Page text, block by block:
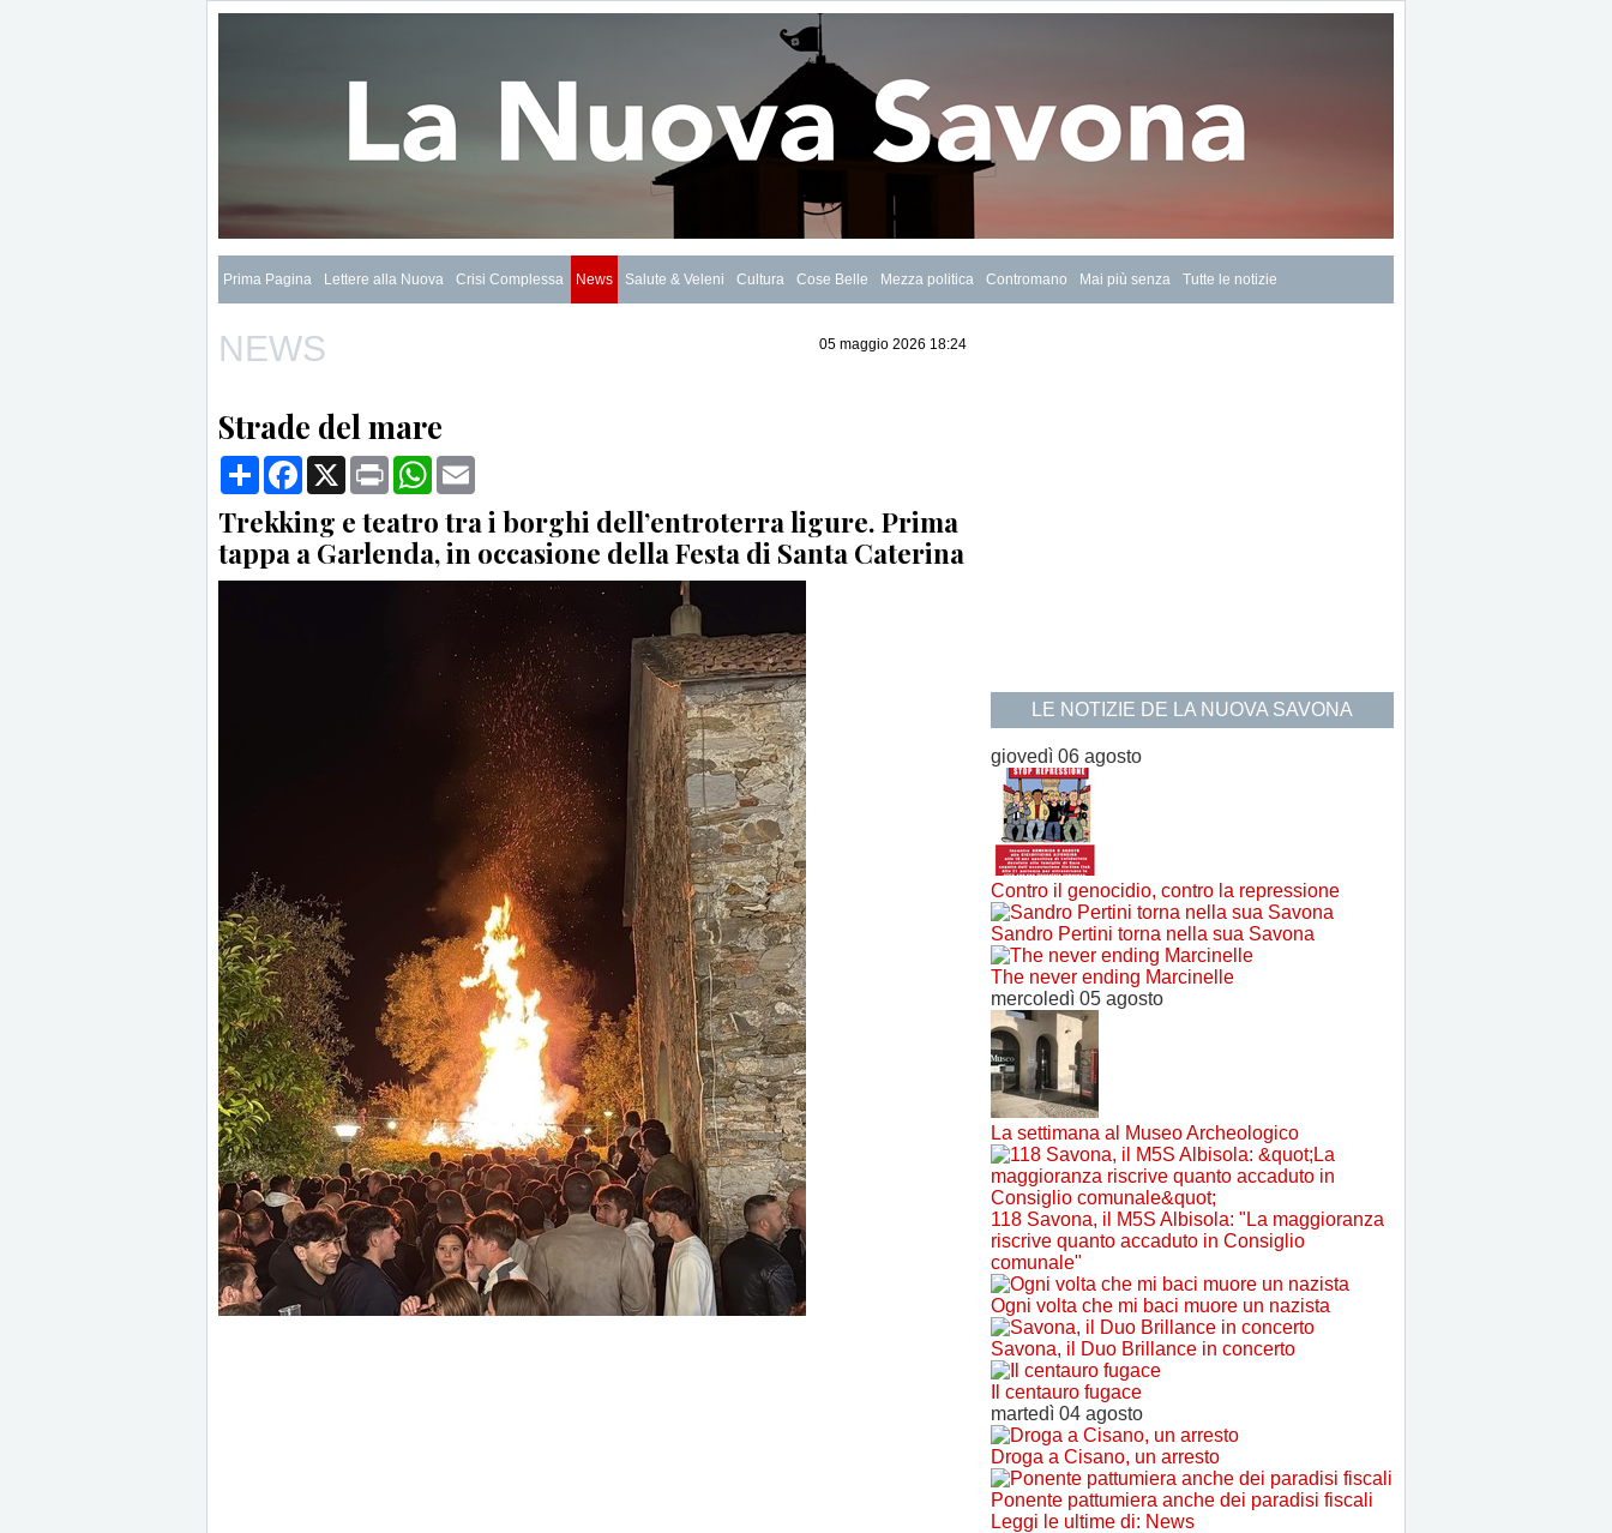
Prima Pagina Lettere alla Nuova Crisi Complessa News Salute & Veleni Cultura Cose Belle Mezza politica Contromano Mai più senza Tutte le notizie
NEWS 05 maggio 2026 18:24
Strade del mare
CondividiFacebook
X Print WhatsApp
Trekking e teatro tra i borghi dell’entroterra ligure. Prima
tappa a Garlenda, in occasione della Festa di Santa Caterina
LE NOTIZIE DE LA NUOVA SAVONA
giovedì 06 agosto
Contro il genocidio, contro la repressione
Sandro Pertini torna nella sua Savona
The never ending Marcinelle
mercoledì 05 agosto
La settimana al Museo Archeologico
118 Savona, il M5S Albisola: "La maggioranza
riscrive quanto accaduto in Consiglio
comunale"
Ogni volta che mi baci muore un nazista
Savona, il Duo Brillance in concerto
Il centauro fugace
martedì 04 agosto
Droga a Cisano, un arresto
Ponente pattumiera anche dei paradisi fiscali
Leggi le ultime di: News